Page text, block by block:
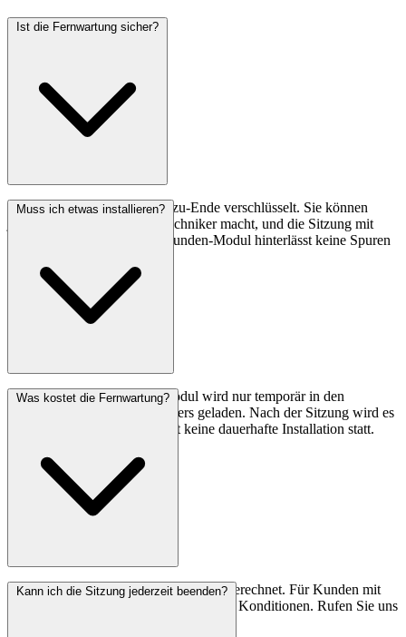
Ist die Fernwartung sicher?
Ja. Die Verbindung ist Ende-zu-Ende verschlüsselt. Sie können
jederzeit sehen, was unser Techniker macht, und die Sitzung mit
einem Klick beenden. Das Kunden-Modul hinterlässt keine Spuren
Muss ich etwas installieren?
Nein. Das pcvisit Kunden-Modul wird nur temporär in den
Arbeitsspeicher Ihres Computers geladen. Nach der Sitzung wird es
automatisch entfernt. Es findet keine dauerhafte Installation statt.
Was kostet die Fernwartung?
Die Fernwartung wird nach Aufwand berechnet. Für Kunden mit
Wartungsvertrag gelten die vereinbarten Konditionen. Rufen Sie uns
Kann ich die Sitzung jederzeit beenden?